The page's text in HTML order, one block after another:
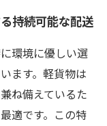
持続可能な配送
環境に優しい選
ます。軽貨物は
ね備えているた
適です。この特